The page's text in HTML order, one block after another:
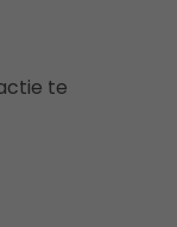
te